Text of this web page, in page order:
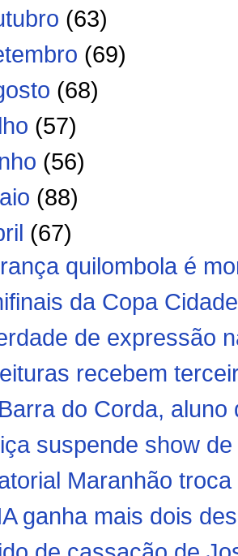
(63)
(69)
(68)
(57)
(56)
(88)
(67)
quilombola é
da Copa
de expressão
recebem
do Corda,
suspende show
Maranhão
ganha mais dois